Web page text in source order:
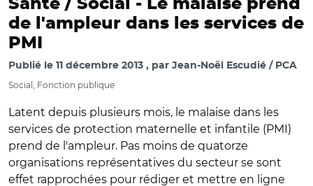
Santé / Social - Le malaise prend
de l'ampleur dans les services de
PMI
Publié le 11 décembre 2013 par Jean-Noël Escudié / PCA
Social, Fonction publique
Latent depuis plusieurs mois, le malaise dans les
services de protection maternelle et infantile (PMI)
prend de l'ampleur. Pas moins de quatorze
organisations représentatives du secteur se sont
effet rapprochées pour rédiger et mettre en ligne